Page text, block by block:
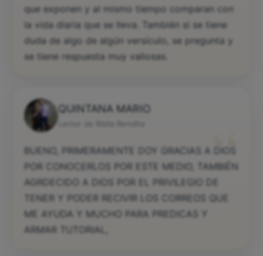
que exponen y al mismo tiempo comparan con
la vida diaria que se lleva. También si se tiene
duda de algo de algún versículo, se pregunta y
se tiene respuesta muy valiosas.
QUINTANA MARIO
“
BUENO, PRIMERAMENTE DOY GRACIAS A DIOS
POR CONOCERLOS POR ESTE MEDIO, TAMBIÉN
AGRDECIDO A DIOS POR EL PRIVILEGIO DE
TENER Y PODER RECIVIR LOS CORREOS QUE
ME AYUDA Y MUCHO PARA PREDICAS Y
ARMAR TUTORIAL,